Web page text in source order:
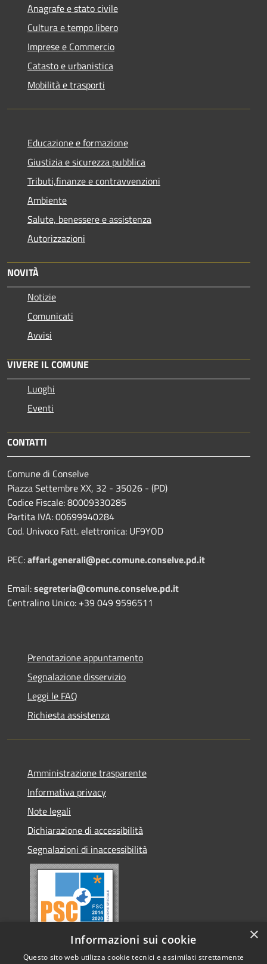
Anagrafe e stato civile
Cultura e tempo libero
Imprese e Commercio
Catasto e urbanistica
Mobilità e trasporti
Educazione e formazione
Giustizia e sicurezza pubblica
Tributi,finanze e contravvenzioni
Ambiente
Salute, benessere e assistenza
Autorizzazioni
NOVITÀ
Notizie
Comunicati
Avvisi
VIVERE IL COMUNE
Luoghi
Eventi
CONTATTI
Comune di Conselve
Piazza Settembre XX, 32 - 35026 - (PD)
Codice Fiscale: 80009330285
Partita IVA: 00699940284
Cod. Univoco Fatt. elettronica: UF9YOD
PEC:affari.generali@pec.comune.conselve.pd.it
Email:segreteria@comune.conselve.pd.it
Centralino Unico: +39 049 9596511
Prenotazione appuntamento
Segnalazione disservizio
Leggi le FAQ
Richiesta assistenza
Amministrazione trasparente
Informativa privacy
Note legali
Dichiarazione di accessibilità
Segnalazioni di inaccessibilità
×
Informazioni sui cookie
Questo sito web utilizza cookie tecnici e assimilati strettamente